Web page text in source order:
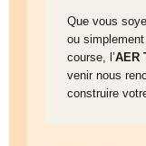
Que vous
ou
course, l’AER
venir nous
construire